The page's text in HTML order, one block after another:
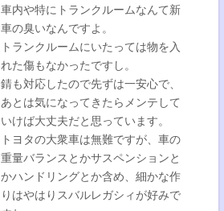
車内や特にトランクルームなんて新
車の臭いなんですよ。
トランクルームにいたっては物を入
れた傷もなかったですし。
錆も対応したので先ずは一安心で、
あとは気になってきたらメンテして
いけば大丈夫だと思っています。
トヨタの大衆車は無難ですが、車の
重量バランスとかサスペンションと
かハンドリングとか含め、細かな作
りはやはりスバルレガシィが好みで